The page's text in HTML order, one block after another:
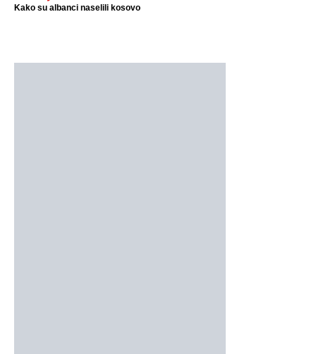
Kako su albanci naselili kosovo